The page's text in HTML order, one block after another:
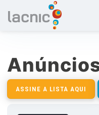
ASSINE A LISTA AQUI